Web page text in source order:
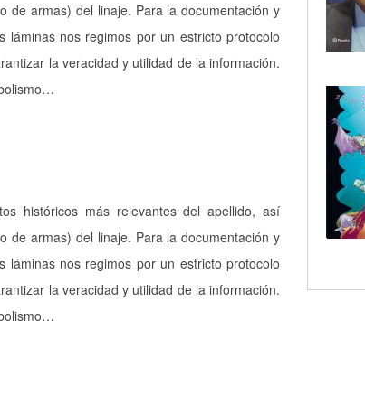
de armas) del linaje. Para la documentación y
láminas nos regimos por un estricto protocolo
la veracidad y utilidad de la información.
históricos más relevantes del apellido, así
de armas) del linaje. Para la documentación y
láminas nos regimos por un estricto protocolo
la veracidad y utilidad de la información.